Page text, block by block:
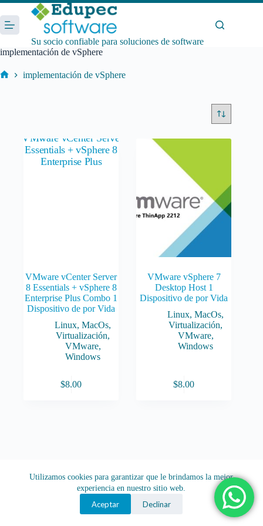
Saltar
al
contenido
Utilizamos cookies para garantizar que le brindamos la mejor
experiencia en nuestro sitio web.
Aceptar Declinar
Su socio confiable para soluciones de software
implementación de vSphere
implementación de vSphere
VMware vCenter Server
8 Essentials + vSphere 8
Enterprise Plus Combo 1
Dispositivo de por Vida
Linux,MacOs,
Virtualización,
VMware,
Windows
$8.00
VMware vSphere 7
Desktop Host 1
Dispositivo de por Vida
Linux,MacOs,
Virtualización,
VMware,
Windows
$8.00